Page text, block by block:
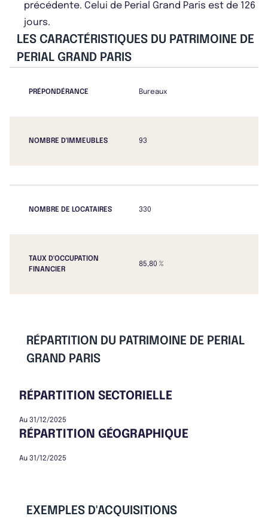
précédente. Celui de Perial Grand Paris est de 126
jours.
LES CARACTÉRISTIQUES DU PATRIMOINE DE
PERIAL GRAND PARIS
PRÉPONDÉRANCE Bureaux
NOMBRE D'IMMEUBLES 93
NOMBRE DE LOCATAIRES 330
TAUX D'OCCUPATION
FINANCIER
85,80 %
RÉPARTITION DU PATRIMOINE DE PERIAL
GRAND PARIS
RÉPARTITION SECTORIELLE
Au 31/12/2025
RÉPARTITION GÉOGRAPHIQUE
Au 31/12/2025
EXEMPLES D'ACQUISITIONS